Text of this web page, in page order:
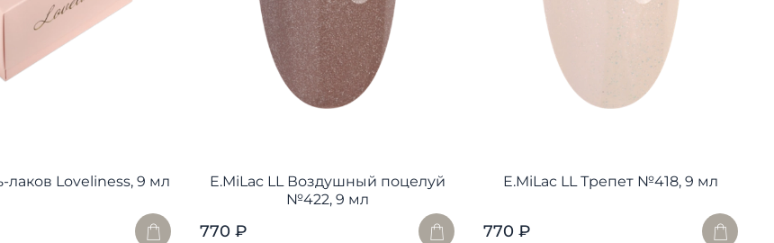
лаков Loveliness, 9 мл
E.MiLac LL Воздушный поцелуй
№422, 9 мл
770 ₽
E.MiLac LL Трепет №418, 9 мл
770 ₽